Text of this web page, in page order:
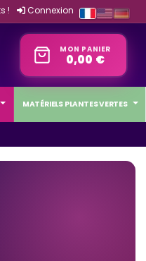
Connexion
!
MON PANIER
0,00 €
MATÉRIELS PLANTES VERTES